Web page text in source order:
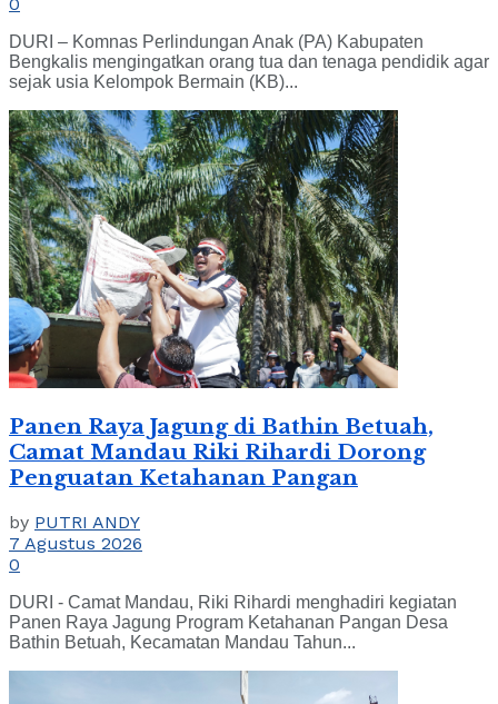
0
DURI – Komnas Perlindungan Anak (PA) Kabupaten
Bengkalis mengingatkan orang tua dan tenaga pendidik agar
sejak usia Kelompok Bermain (KB)...
Panen Raya Jagung di Bathin Betuah,
Camat Mandau Riki Rihardi Dorong
Penguatan Ketahanan Pangan
by PUTRI ANDY
7 Agustus 2026
0
DURI - Camat Mandau, Riki Rihardi menghadiri kegiatan
Panen Raya Jagung Program Ketahanan Pangan Desa
Bathin Betuah, Kecamatan Mandau Tahun...